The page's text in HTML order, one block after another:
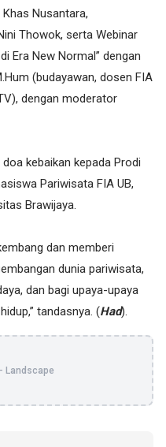
Nusantara,
Thowok, serta Webinar
Era New Normal” dengan
(budayawan, dosen FIA
dengan moderator
kebaikan kepada Prodi
Pariwisata FIA UB,
Brawijaya.
dan memberi
dunia pariwisata,
dan bagi upaya-upaya
tandasnya. (Had).
Landscape